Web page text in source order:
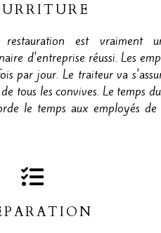
est vraiment
d'entreprise réussi. Les
par jour. Le traiteur va
tous les convives. Le temps
le temps aux employés de